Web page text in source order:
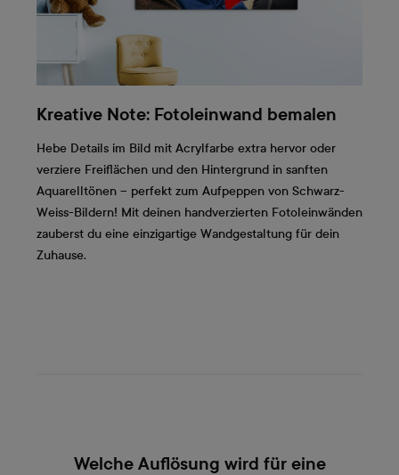
Kreative Note: Fotoleinwand bemalen
Hebe Details im Bild mit Acrylfarbe extra hervor oder
verziere Freiflächen und den Hintergrund in sanften
Aquarelltönen – perfekt zum Aufpeppen von Schwarz-
Weiss-Bildern! Mit deinen handverzierten Fotoleinwänden
zauberst du eine einzigartige Wandgestaltung für dein
Zuhause.
Welche Auflösung wird für eine